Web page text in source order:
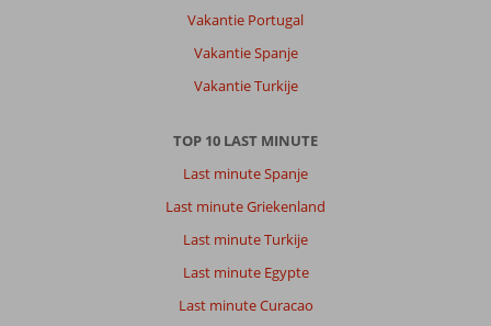
Vakantie Portugal
Vakantie Spanje
Vakantie Turkije
TOP 10 LAST MINUTE
Last minute Spanje
Last minute Griekenland
Last minute Turkije
Last minute Egypte
Last minute Curacao